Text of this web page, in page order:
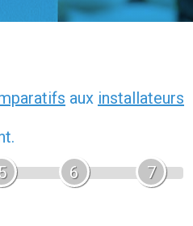
aux installateurs
5 6 7